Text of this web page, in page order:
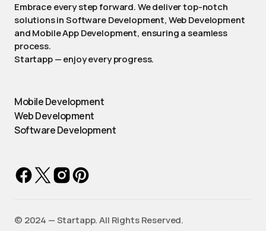
Embrace every step forward. We deliver top-notch
solutions in Software Development, Web Development
and Mobile App Development, ensuring a seamless
process.
Startapp — enjoy every progress.
Mobile Development
Web Development
Software Development
©️ 2024 — Startapp. All Rights Reserved.